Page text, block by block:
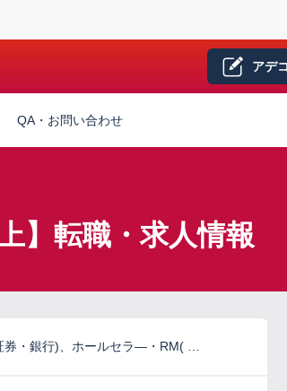
アデ
QA・お問い合わせ
】転職・求人情報
券・銀行)、ホールセラ―・RM( …